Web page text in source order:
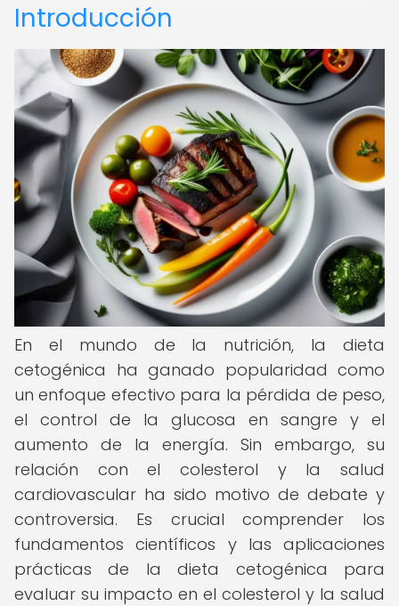
Introducción
En el mundo de la nutrición, la dieta
cetogénica ha ganado popularidad como
un enfoque efectivo para la pérdida de peso,
el control de la glucosa en sangre y el
aumento de la energía. Sin embargo, su
relación con el colesterol y la salud
cardiovascular ha sido motivo de debate y
controversia. Es crucial comprender los
fundamentos científicos y las aplicaciones
prácticas de la dieta cetogénica para
evaluar su impacto en el colesterol y la salud